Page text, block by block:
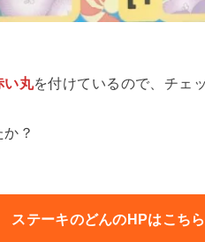
い丸を付けているので、チェ
？
ステーキのどんのHPはこちら